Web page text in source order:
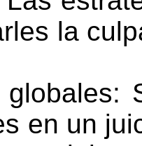
la
globales:
en un